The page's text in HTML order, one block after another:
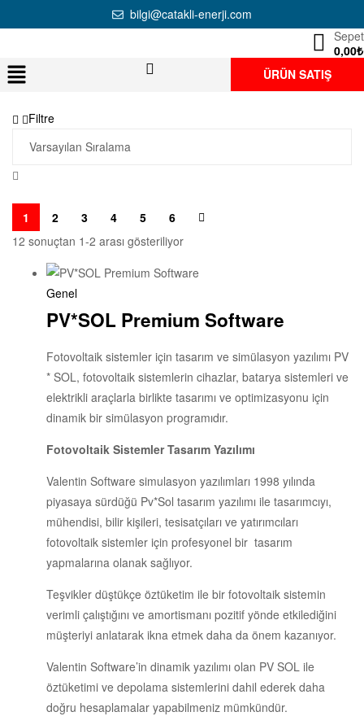
bilgi@catakli-enerji.com
Sepet
0,00₺
ÜRÜN SATIŞ
Filtre
1 2 3 4 5
6
12 sonuçtan 1-2 arası gösteriliyor
Genel
PV*SOL Premium Software
Fotovoltaik sistemler için tasarım ve simülasyon yazılımı PV
* SOL, fotovoltaik sistemlerin cihazlar, batarya sistemleri ve
elektrikli araçlarla birlikte tasarımı ve optimizasyonu için
dinamik bir simülasyon programıdır.
Fotovoltaik Sistemler Tasarım Yazılımı
Valentin Software simulasyon yazılımları 1998 yılında
piyasaya sürdüğü Pv*Sol tasarım yazılımı ile tasarımcıyı,
mühendisi, bilir kişileri, tesisatçıları ve yatırımcıları
fotovoltaik sistemler için profesyonel bir tasarım
yapmalarına olanak sağlıyor.
Teşvikler düştükçe öztüketim ile bir fotovoltaik sistemin
verimli çalıştığını ve amortismanı pozitif yönde etkilediğini
müşteriyi anlatarak ikna etmek daha da önem kazanıyor.
Valentin Software’in dinamik yazılımı olan PV SOL ile
öztüketimi ve depolama sistemlerini dahil ederek daha
doğru hesaplamalar yapabilmeniz mümkündür.